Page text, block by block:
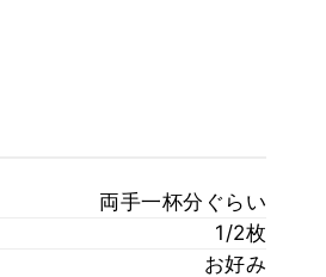
両手一杯分ぐらい
1/2枚
お好み